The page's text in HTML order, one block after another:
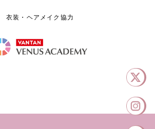
衣装・ヘアメイク協力